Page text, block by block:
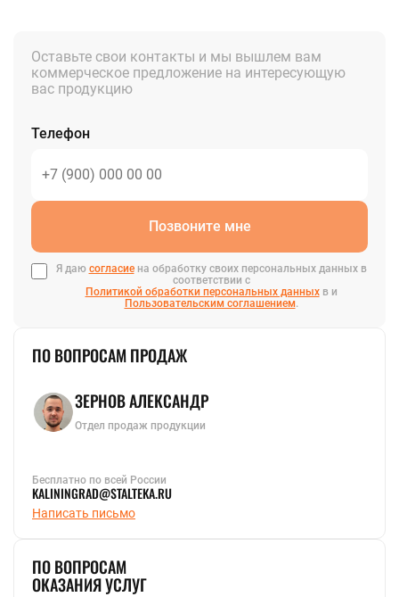
Оставьте свои контакты и мы вышлем вам
коммерческое предложение на интересующую
вас продукцию
Телефон
Позвоните мне
Я даю согласиена обработку своих персональных данных в
соответствии с
Политикой обработки персональных данныхв и
Пользовательским соглашением.
ПО ВОПРОСАМ ПРОДАЖ
ЗЕРНОВ АЛЕКСАНДР
Отдел продаж продукции
Бесплатно по всей России
KALININGRAD@STALTEKA.RU
Написать письмо
ПО ВОПРОСАМ
ОКАЗАНИЯ УСЛУГ